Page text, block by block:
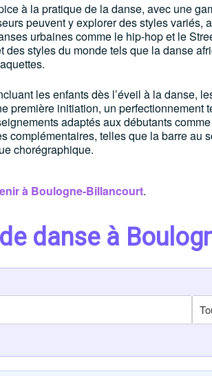
à la pratique de la danse, avec une
peuvent y explorer des styles variés,
urbaines comme le hip-hop et le
des styles du monde tels que la danse
les enfants dès l’éveil à la danse,
première initiation, un perfectionnement
adaptés aux débutants
complémentaires, telles que la barre au
chorégraphique.
à Boulogne-Billancourt.
danse à